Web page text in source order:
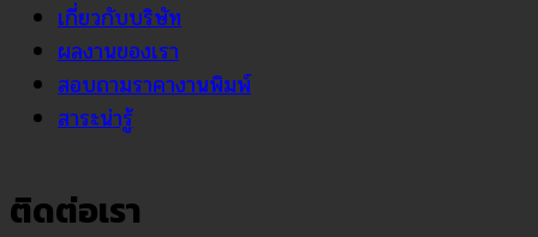
เกี่ยวกับบริษัท
ผลงานของเรา
สอบถามราคางานพิมพ์
สาระน่ารู้
ติดต่อเรา